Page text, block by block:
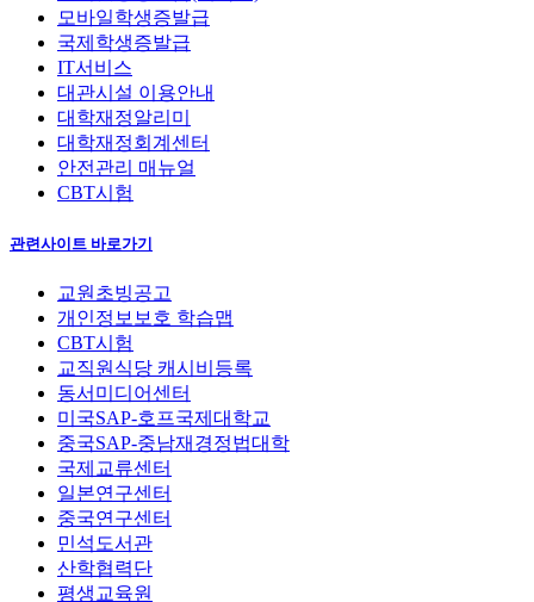
모바일학생증발급
국제학생증발급
IT서비스
대관시설 이용안내
대학재정알리미
대학재정회계센터
안전관리 매뉴얼
CBT시험
관련사이트 바로가기
교원초빙공고
개인정보보호 학습맵
CBT시험
교직원식당 캐시비등록
동서미디어센터
미국SAP-호프국제대학교
중국SAP-중남재경정법대학
국제교류센터
일본연구센터
중국연구센터
민석도서관
산학협력단
평생교육원